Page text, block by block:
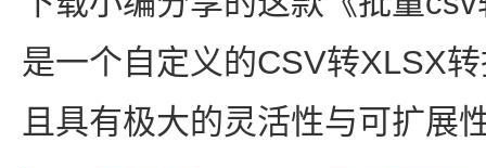
是一个自定义的CSV转XLSX
且具有极大的灵活性与可扩展